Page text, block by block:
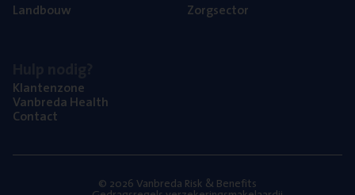
Land­bouw
Zorg­sec­tor
Klan­ten­zo­ne
Van­b­re­da Health
Con­tact
© 2026 Vanbreda Risk & Benefits